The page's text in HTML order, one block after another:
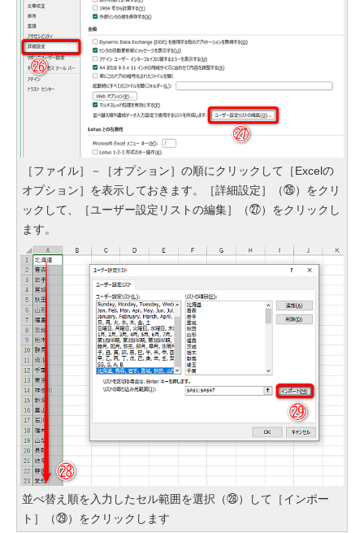
［ファイル］－［オプション］の順にクリックして［Excelの
オプション］を表示しておきます。［詳細設定］（㉖）をクリ
ックして、［ユーザー設定リストの編集］（㉗）をクリックし
ます。
並べ替え順を入力したセル範囲を選択（㉘）して［インポー
ト］（㉙）をクリックします